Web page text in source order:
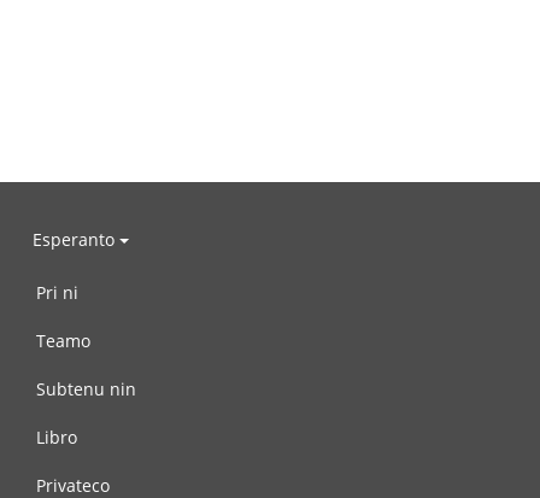
Esperanto
Pri ni
Teamo
Subtenu nin
Libro
Privateco